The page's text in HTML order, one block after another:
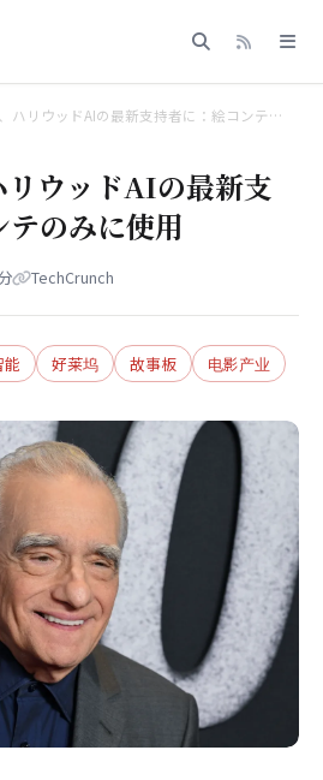
ハリウッドAIの最新支持者に：絵コンテ…
リウッドAIの最新支
のみに使用
TechCrunch
能 好莱坞 故事板 电影产业